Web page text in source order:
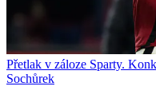
Přetlak v záloze Sparty.
Sochůrek